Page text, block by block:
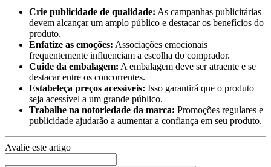
Crie publicidade de qualidade: As campanhas publicitárias
devem alcançar um amplo público e destacar os benefícios do
produto.
Enfatize as emoções: Associações emocionais
frequentemente influenciam a escolha do comprador.
Cuide da embalagem: A embalagem deve ser atraente e se
destacar entre os concorrentes.
Estabeleça preços acessíveis: Isso garantirá que o produto
seja acessível a um grande público.
Trabalhe na notoriedade da marca: Promoções regulares e
publicidade ajudarão a aumentar a confiança em seu produto.
Avalie este artigo